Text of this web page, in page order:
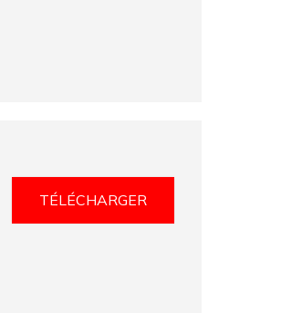
TÉLÉCHARGER